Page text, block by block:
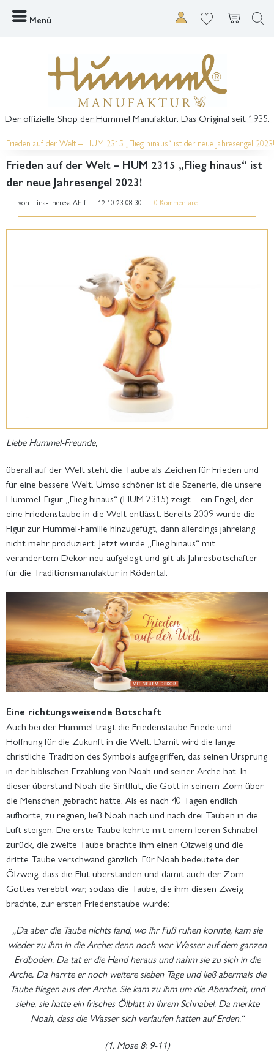
Menü
Der offizielle Shop der Hummel Manufaktur. Das Original seit 1935.
Frieden auf der Welt – HUM 2315 „Flieg hinaus“ ist der neue Jahresengel 2023!
Frieden auf der Welt – HUM 2315 „Flieg hinaus“ ist
der neue Jahresengel 2023!
von: Lina-Theresa Ahlf 12.10.23 08:30 0 Kommentare
Liebe Hummel-Freunde,
überall auf der Welt steht die Taube als Zeichen für Frieden und
für eine bessere Welt. Umso schöner ist die Szenerie, die unsere
Hummel-Figur „Flieg hinaus“ (HUM 2315) zeigt – ein Engel, der
eine Friedenstaube in die Welt entlässt. Bereits 2009 wurde die
Figur zur Hummel-Familie hinzugefügt, dann allerdings jahrelang
nicht mehr produziert. Jetzt wurde „Flieg hinaus“ mit
verändertem Dekor neu aufgelegt und gilt als Jahresbotschafter
für die Traditionsmanufaktur in Rödental.
Eine richtungsweisende Botschaft
Auch bei der Hummel trägt die Friedenstaube Friede und
Hoffnung für die Zukunft in die Welt. Damit wird die lange
christliche Tradition des Symbols aufgegriffen, das seinen Ursprung
in der biblischen Erzählung von Noah und seiner Arche hat. In
dieser überstand Noah die Sintflut, die Gott in seinem Zorn über
die Menschen gebracht hatte. Als es nach 40 Tagen endlich
aufhörte, zu regnen, ließ Noah nach und nach drei Tauben in die
Luft steigen. Die erste Taube kehrte mit einem leeren Schnabel
zurück, die zweite Taube brachte ihm einen Ölzweig und die
dritte Taube verschwand gänzlich. Für Noah bedeutete der
Ölzweig, dass die Flut überstanden und damit auch der Zorn
Gottes verebbt war, sodass die Taube, die ihm diesen Zweig
brachte, zur ersten Friedenstaube wurde:
„Da aber die Taube nichts fand, wo ihr Fuß ruhen konnte, kam sie
wieder zu ihm in die Arche; denn noch war Wasser auf dem ganzen
Erdboden. Da tat er die Hand heraus und nahm sie zu sich in die
Arche. Da harrte er noch weitere sieben Tage und ließ abermals die
Taube fliegen aus der Arche. Sie kam zu ihm um die Abendzeit, und
siehe, sie hatte ein frisches Ölblatt in ihrem Schnabel. Da merkte
Noah, dass die Wasser sich verlaufen hatten auf Erden.“
(1. Mose 8: 9-11)